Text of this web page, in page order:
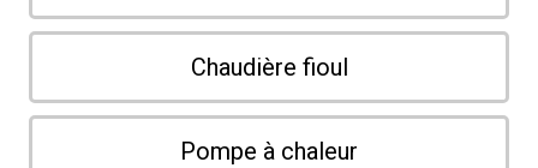
Chaudière fioul
Pompe à chaleur